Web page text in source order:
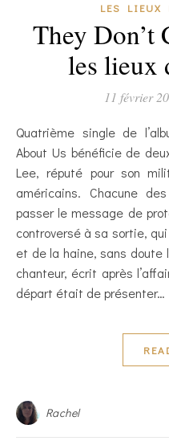
LES LIEUX
They Don’t
les lieux
11 février
Quatrième single de l’album HIStory, They Don’t Care
About Us bénéficie de
Lee, réputé pour son
américains. Chacune
passer le message de
controversé à sa sortie,
et de la haine, sans doute
chanteur, écrit après
départ était de présenter…
Rachel